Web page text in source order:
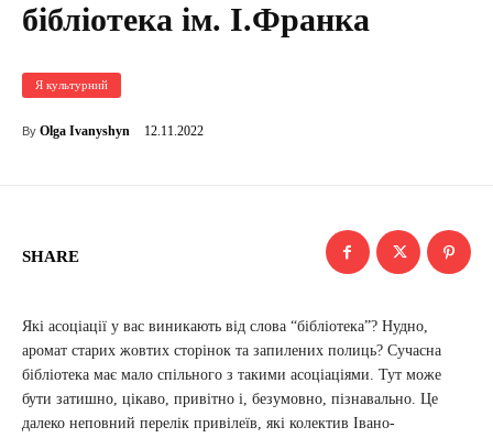
бібліотека ім. І.Франка
Я культурний
By Olga Ivanyshyn 12.11.2022
SHARE
Які асоціації у вас виникають від слова “бібліотека”? Нудно,
аромат старих жовтих сторінок та запилених полиць? Сучасна
бібліотека має мало спільного з такими асоціаціями. Тут може
бути затишно, цікаво, привітно і, безумовно, пізнавально. Це
далеко неповний перелік привілеїв, які колектив Івано-